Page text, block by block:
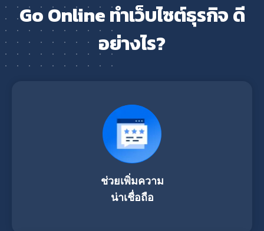
Go Online ทำเว็บไซต์ธุรกิจ ดี
อย่างไร?
ช่วยเพิ่มความ
น่าเชื่อถือ